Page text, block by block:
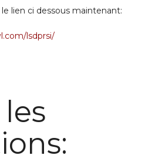
lien ci dessous maintenant:
lsdprsi/